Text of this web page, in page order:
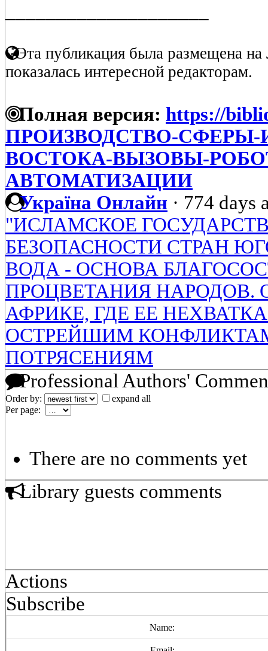
Эта публикация была размещена на
показалась интересной редакторам.
Полная версия: https://
ПРОИЗВОДСТВО-СФЕРЫ-
ВОСТОКА-ВЫЗОВЫ-
АВТОМАТИЗАЦИИ
Україна Онлайн · 774 days
"ИСЛАМСКОЕ
БЕЗОПАСНОСТИ СТРАН
ВОДА - ОСНОВА
ПРОЦВЕТАНИЯ НАРОДОВ.
АФРИКЕ, ГДЕ ЕЕ
ОСТРЕЙШИМ
ПОТРЯСЕНИЯМ
Professional Authors'
Order by:
expand all
Per page:
There are no comments yet
Library guests comments
Actions
Subscribe
Name: